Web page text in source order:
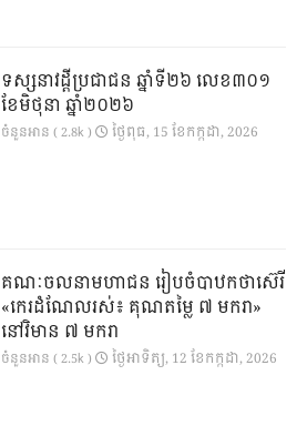
ទស្សនាវដ្ដីប្រជាជន ឆ្នាំទី២៦ លេខ៣០១
ខែមិថុនា ឆ្នាំ២០២៦
ចំនួនអាន ( 2.8k ) ថ្ងៃ​ពុធ, 15 ខែ​កក្កដា, 2026
គណៈចលនាមហាជន រៀបចំបាឋកថាស៊េរី
«កេរដំណែលរស់៖ គុណតម្លៃ ៧ មករា»
នៅវិមាន ៧ មករា
ចំនួនអាន ( 2.5k ) ថ្ងៃ​អាទិត្យ, 12 ខែ​កក្កដា, 2026